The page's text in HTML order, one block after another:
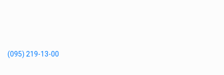
(095) 219-13-00